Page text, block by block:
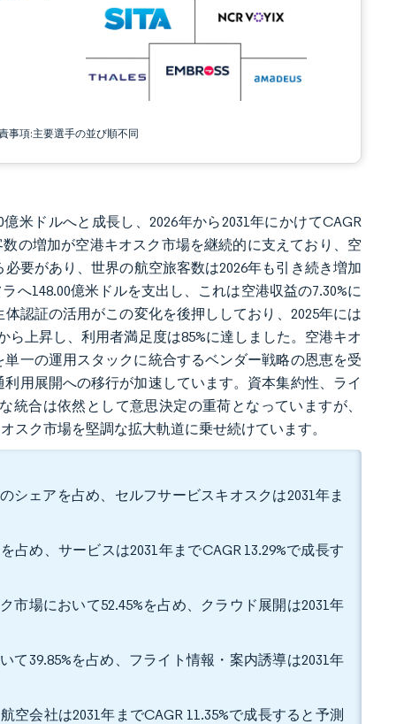
事項:主要選手の並び順不同
米ドルへと成長し、2026年から2031年にかけてCAGR
の増加が空港キオスク市場を継続的に支えており、空
要があり、世界の航空旅客数は2026年も引き続き増加
へ148.00億米ドルを支出し、これは空港収益の7.30%に
認証の活用がこの変化を後押ししており、2025年には
ら上昇し、利用者満足度は85%に達しました。空港キオ
一の運用スタックに統合するベンダー戦略の恩恵を受
用展開への移行が加速しています。資本集約性、ライ
合は依然として意思決定の重荷となっていますが、
スク市場を堅調な拡大軌道に乗せ続けています。
シェアを占め、セルフサービスキオスクは2031年ま
占め、サービスは2031年までCAGR 13.29%で成長す
市場において52.45%を占め、クラウド展開は2031年
て39.85%を占め、フライト情報・案内誘導は2031年
会社は2031年までCAGR 11.35%で成長すると予測